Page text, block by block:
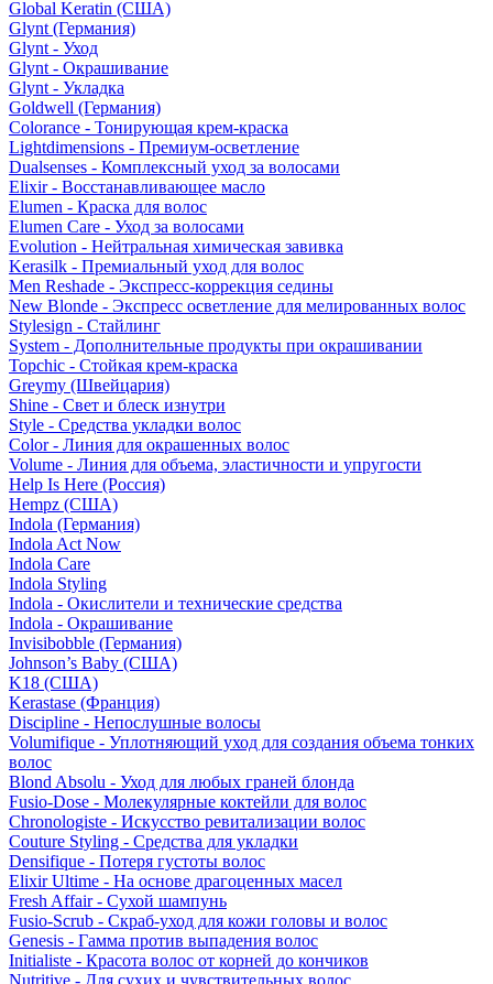
Global Keratin (США)
Glynt (Германия)
Glynt - Уход
Glynt - Окрашивание
Glynt - Укладка
Goldwell (Германия)
Colorance - Тонирующая крем-краска
Lightdimensions - Премиум-осветление
Dualsenses - Комплексный уход за волосами
Elixir - Восстанавливающее масло
Elumen - Краска для волос
Elumen Care - Уход за волосами
Evolution - Нейтральная химическая завивка
Kerasilk - Премиальный уход для волос
Men Reshade - Экспресс-коррекция седины
New Blonde - Экспресс осветление для мелированных волос
Stylesign - Стайлинг
System - Дополнительные продукты при окрашивании
Topchic - Стойкая крем-краска
Greymy (Швейцария)
Shine - Свет и блеск изнутри
Style - Средства укладки волос
Color - Линия для окрашенных волос
Volume - Линия для объема, эластичности и упругости
Help Is Here (Россия)
Hempz (США)
Indola (Германия)
Indola Act Now
Indola Care
Indola Styling
Indola - Окислители и технические средства
Indola - Окрашивание
Invisibobble (Германия)
Johnson’s Baby (США)
K18 (США)
Kerastase (Франция)
Discipline - Непослушные волосы
Volumifique - Уплотняющий уход для создания объема тонких
волос
Blond Absolu - Уход для любых граней блонда
Fusio-Dose - Молекулярные коктейли для волос
Chronologiste - Искусство ревитализации волос
Couture Styling - Средства для укладки
Densifique - Потеря густоты волос
Elixir Ultime - На основе драгоценных масел
Fresh Affair - Сухой шампунь
Fusio-Scrub - Скраб-уход для кожи головы и волос
Genesis - Гамма против выпадения волос
Initialiste - Красота волос от корней до кончиков
Nutritive - Для сухих и чувствительных волос